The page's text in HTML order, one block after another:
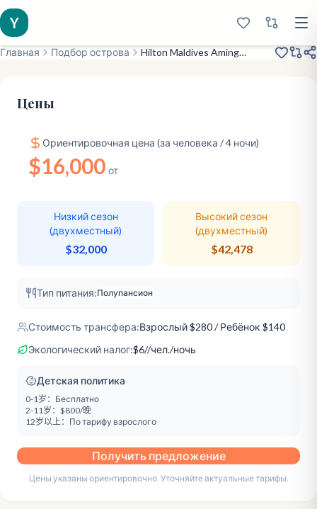
Y
Главная Подбор острова Hilton Maldives Amingiri Resort & SPA
Цены
Ориентировочная цена (за человека / 4 ночи)
$16,000 от
Низкий сезон
(двухместный)
$32,000
Высокий сезон
(двухместный)
$42,478
Тип питания:Полупансион
Стоимость трансфера:Взрослый$280/ Ребёнок $140
Экологический налог:$6//чел./ночь
Детская политика
0-1岁： Бесплатно
2-11岁： $800/晚
12岁以上： По тарифу взрослого
Получить предложение
Цены указаны ориентировочно. Уточняйте актуальные тарифы.